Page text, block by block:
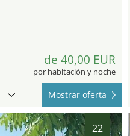
de 40,00 EUR
por habitación y noche
Mostrar oferta
22